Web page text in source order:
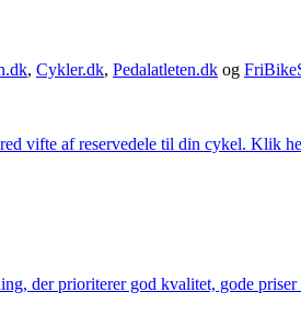
, Cykler.dk, Pedalatleten.dk og
vifte af reservedele til din cykel. Klik
der prioriterer god kvalitet, gode